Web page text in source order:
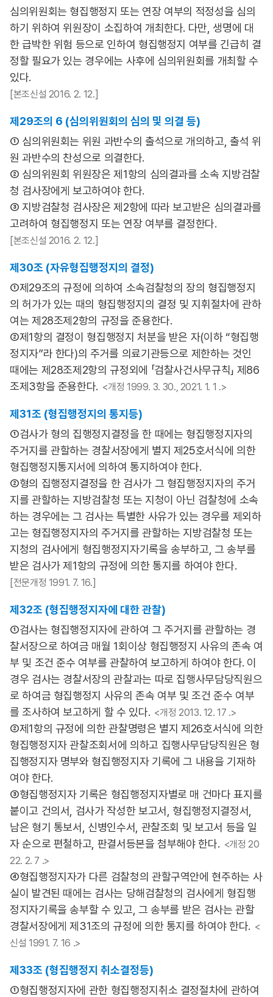
심의위원회는 형집행정지 또는 연장 여부의 적정성을 심의
하기 위하여 위원장이 소집하여 개최한다. 다만, 생명에 대
한 급박한 위험 등으로 인하여 형집행정지 여부를 긴급히 결
정할 필요가 있는 경우에는 사후에 심의위원회를 개최할 수
있다.
[본조신설 2016. 2. 12.]
제29조의 6 (심의위원회의 심의 및 의결 등)
① 심의위원회는 위원 과반수의 출석으로 개의하고, 출석 위
원 과반수의 찬성으로 의결한다.
② 심의위원회 위원장은 제1항의 심의결과를 소속 지방검찰
청 검사장에게 보고하여야 한다.
③ 지방검찰청 검사장은 제2항에 따라 보고받은 심의결과를
고려하여 형집행정지 또는 연장 여부를 결정한다.
[본조신설 2016. 2. 12.]
제30조 (자유형집행정지의 결정)
①제29조의 규정에 의하여 소속검찰청의 장의 형집행정지
의 허가가 있는 때의 형집행정지의 결정 및 지휘절차에 관하
여는 제28조제2항의 규정을 준용한다.
②제1항의 결정이 형집행정지 처분을 받은 자(이하 “형집행
정지자”라 한다)의 주거를 의료기관등으로 제한하는 것인
때에는 제28조제2항의 규정외에 「검찰사건사무규칙」 제86
조제3항을 준용한다. <개정 1999. 3. 30., 2021. 1. 1 .>
제31조 (형집행정지의 통지등)
①검사가 형의 집행정지결정을 한 때에는 형집행정지자의
주거지를 관할하는 경찰서장에게 별지 제25호서식에 의한
형집행정지통지서에 의하여 통지하여야 한다.
②형의 집행정지결정을 한 검사가 그 형집행정지자의 주거
지를 관할하는 지방검찰청 또는 지청이 아닌 검찰청에 소속
하는 경우에는 그 검사는 특별한 사유가 있는 경우를 제외하
고는 형집행정지자의 주거지를 관할하는 지방검찰청 또는
지청의 검사에게 형집행정지자기록을 송부하고, 그 송부를
받은 검사가 제1항의 규정에 의한 통지를 하여야 한다.
[전문개정 1991. 7. 16.]
제32조 (형집행정지자에 대한 관찰)
①검사는 형집행정지자에 관하여 그 주거지를 관할하는 경
찰서장으로 하여금 매월 1회이상 형집행정지 사유의 존속 여
부 및 조건 준수 여부를 관찰하여 보고하게 하여야 한다. 이
경우 검사는 경찰서장의 관찰과는 따로 집행사무담당직원으
로 하여금 형집행정지 사유의 존속 여부 및 조건 준수 여부
를 조사하여 보고하게 할 수 있다. <개정 2013. 12. 17 .>
②제1항의 규정에 의한 관찰명령은 별지 제26호서식에 의한
형집행정지자 관찰조회서에 의하고 집행사무담당직원은 형
집행정지자 명부와 형집행정지자 기록에 그 내용을 기재하
여야 한다.
③형집행정지자 기록은 형집행정지자별로 매 건마다 표지를
붙이고 건의서, 검사가 작성한 보고서, 형집행정지결정서,
남은 형기 통보서, 신병인수서, 관찰조회 및 보고서 등을 일
자 순으로 편철하고, 판결서등본을 첨부해야 한다. <개정 20
22. 2. 7 .>
④형집행정지자가 다른 검찰청의 관할구역안에 현주하는 사
실이 발견된 때에는 검사는 당해검찰청의 검사에게 형집행
정지자기록을 송부할 수 있고, 그 송부를 받은 검사는 관할
경찰서장에게 제31조의 규정에 의한 통지를 하여야 한다. <
신설 1991. 7. 16 .>
제33조 (형집행정지 취소결정등)
①형집행정지자에 관한 형집행정지취소 결정절차에 관하여